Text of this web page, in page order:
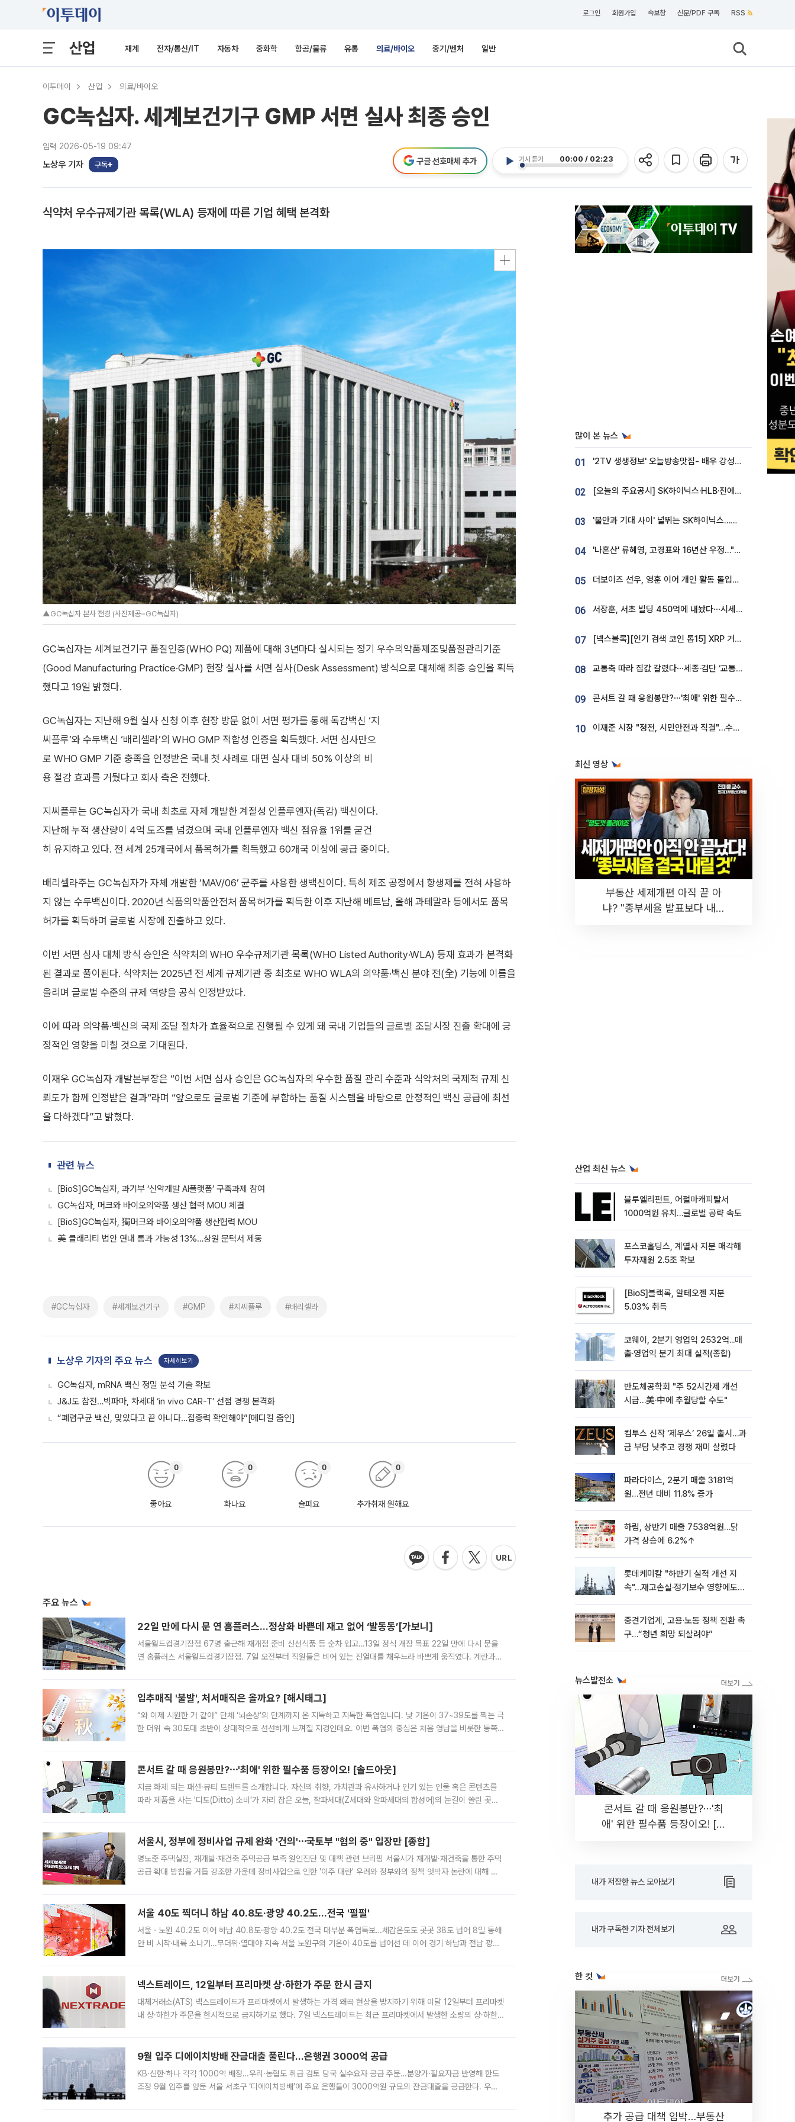
로그인 회원가입 속보창 신문/PDF 구독 RSS
산업 재계 전자/통신/IT 자동차 중화학 항공/물류 유통 의료/바이오 중기/벤처 일반
이투데이 산업 의료/바이오
GC녹십자. 세계보건기구 GMP 서면 실사 최종 승인
입력 2026-05-19 09:47
노상우 기자 구독
기사 듣기 00:00 / 02:23
구글 선호매체 추가
식약처 우수규제기관 목록(WLA) 등재에 따른 기업 혜택 본격화
▲GC녹십자 본사 전경 (사진제공=GC녹십자)
GC녹십자는 세계보건기구 품질인증(WHO PQ) 제품에 대해 3년마다 실시되는 정기 우수의약품제조및품질관리기준
(Good Manufacturing Practice·GMP) 현장 실사를 서면 심사(Desk Assessment) 방식으로 대체해 최종 승인을 획득
했다고 19일 밝혔다.
GC녹십자는 지난해 9월 실사 신청 이후 현장 방문 없이 서면 평가를 통해 독감백신 ‘지
씨플루’와 수두백신 ‘배리셀라’의 WHO GMP 적합성 인증을 획득했다. 서면 심사만으
로 WHO GMP 기준 충족을 인정받은 국내 첫 사례로 대면 실사 대비 50% 이상의 비
용 절감 효과를 거뒀다고 회사 측은 전했다.
지씨플루는 GC녹십자가 국내 최초로 자체 개발한 계절성 인플루엔자(독감) 백신이다.
지난해 누적 생산량이 4억 도즈를 넘겼으며 국내 인플루엔자 백신 점유율 1위를 굳건
히 유지하고 있다. 전 세계 25개국에서 품목허가를 획득했고 60개국 이상에 공급 중이다.
배리셀라주는 GC녹십자가 자체 개발한 ‘MAV/06’ 균주를 사용한 생백신이다. 특히 제조 공정에서 항생제를 전혀 사용하
지 않는 수두백신이다. 2020년 식품의약품안전처 품목허가를 획득한 이후 지난해 베트남, 올해 과테말라 등에서도 품목
허가를 획득하며 글로벌 시장에 진출하고 있다.
이번 서면 심사 대체 방식 승인은 식약처의 WHO 우수규제기관 목록(WHO Listed Authority·WLA) 등재 효과가 본격화
된 결과로 풀이된다. 식약처는 2025년 전 세계 규제기관 중 최초로 WHO WLA의 의약품·백신 분야 전(全) 기능에 이름을
올리며 글로벌 수준의 규제 역량을 공식 인정받았다.
이에 따라 의약품·백신의 국제 조달 절차가 효율적으로 진행될 수 있게 돼 국내 기업들의 글로벌 조달시장 진출 확대에 긍
정적인 영향을 미칠 것으로 기대된다.
이재우 GC녹십자 개발본부장은 “이번 서면 심사 승인은 GC녹십자의 우수한 품질 관리 수준과 식약처의 국제적 규제 신
뢰도가 함께 인정받은 결과”라며 “앞으로도 글로벌 기준에 부합하는 품질 시스템을 바탕으로 안정적인 백신 공급에 최선
을 다하겠다”고 밝혔다.
관련 뉴스
[BioS]GC녹십자, 과기부 ‘신약개발 AI플랫폼’ 구축과제 참여
GC녹십자, 머크와 바이오의약품 생산 협력 MOU 체결
[BioS]GC녹십자, 獨머크와 바이오의약품 생산협력 MOU
美 클래리티 법안 연내 통과 가능성 13%…상원 문턱서 제동
#GC녹십자 #세계보건기구 #GMP #지씨플루 #배리셀라
노상우 기자의 주요 뉴스 자세히보기
GC녹십자, mRNA 백신 정밀 분석 기술 확보
J&J도 참전…빅파마, 차세대 ‘in vivo CAR-T’ 선점 경쟁 본격화
“폐렴구균 백신, 맞았다고 끝 아니다…접종력 확인해야”[메디컬 줌인]
좋아요
0
화나요
0
슬퍼요
0
추가취재 원해요
0
주요 뉴스
22일 만에 다시 문 연 홈플러스…정상화 바쁜데 재고 없어 ‘발동동’[가보니]
서울월드컵경기장점 67명 출근해 재개점 준비 신선식품 등 순차 입고…13일 정식 개장 목표 22일 만에 다시 문을
연 홈플러스 서울월드컵경기장점. 7일 오전부터 직원들은 비어 있는 진열대를 채우느라 바쁘게 움직였다. 계란과
입추매직 '불발', 처서매직은 올까요? [해시태그]
“와 이제 시원한 거 같아” 단체 ‘뇌손상’의 단계까지 온 지독하고 지독한 폭염입니다. 낮 기온이 37~39도를 찍는 극
한 더위 속 30도대 초반이 상대적으로 선선하게 느껴질 지경인데요. 이번 폭염의 중심은 처음 영남을 비롯한 동쪽
콘서트 갈 때 응원봉만?⋯'최애' 위한 필수품 등장이오! [솔드아웃]
지금 화제 되는 패션·뷰티 트렌드를 소개합니다. 자신의 취향, 가치관과 유사하거나 인기 있는 인물 혹은 콘텐츠를
따라 제품을 사는 '디토(Ditto) 소비'가 자리 잡은 오늘, 잘파세대(Z세대와 알파세대의 합성어)의 눈길이 쏠린 곳은
서울시, 정부에 정비사업 규제 완화 '건의'⋯국토부 "협의 중" 입장만 [종합]
명노준 주택실장, 재개발·재건축 주택공급 부족 원인진단 및 대책 관련 브리핑 서울시가 재개발·재건축을 통한 주택
공급 확대 방침을 거듭 강조한 가운데 정비사업으로 인한 '이주 대란' 우려와 정부와의 정책 엇박자 논란에 대해 정
서울 40도 찍더니 하남 40.8도·광양 40.2도…전국 '펄펄'
서울ㆍ노원 40.2도 이어 하남 40.8도·광양 40.2도 전국 대부분 폭염특보…체감온도도 곳곳 38도 넘어 8일 동해
안 비 시작·내륙 소나기…무더위·열대야 지속 서울 노원구의 기온이 40도를 넘어선 데 이어 경기 하남과 전남 광양
넥스트레이드, 12일부터 프리마켓 상·하한가 주문 한시 금지
대체거래소(ATS) 넥스트레이드가 프리마켓에서 발생하는 가격 왜곡 현상을 방지하기 위해 이달 12일부터 프리마켓
내 상·하한가 주문을 한시적으로 금지하기로 했다. 7일 넥스트레이드는 최근 프리마켓에서 발생한 소량의 상·하한
9월 입주 디에이치방배 잔금대출 풀린다…은행권 3000억 공급
KB·신한·하나 각각 1000억 배정…우리·농협도 취급 검토 당국 실수요자 공급 주문…분양가·필요자금 반영해 한도
조정 9월 입주를 앞둔 서울 서초구 ‘디에이치방배’에 주요 은행들이 3000억원 규모의 잔금대출을 공급한다. 우리
많이 본 뉴스
01 '2TV 생생정보' 오늘방송맛집- 배우 강성진 단골! 쌀국수ㆍ푸팟퐁 커리 맛집 '블○○○'
02 [오늘의 주요공시] SK하이닉스·HLB·진에어·포스코홀딩스·네이버·대우건설 등
03 '불안과 기대 사이' 널뛰는 SK하이닉스…증권가 "HBM4·LTA 기반 펀터멘털 견고"
04 '나혼산' 류혜영, 고경표와 16년산 우정…"자취방서 부모님과 마주쳐"
05 더보이즈 선우, 영훈 이어 개인 활동 돌입⋯앳에어리어와 전속계약
06 서장훈, 서초 빌딩 450억에 내놨다⋯시세차익은
07 [넥스블록][인기 검색 코인 톱15] XRP 거래량 14억달러…ETHGas 급등·Bless 급락…고변동 알트 부각
08 교통축 따라 집값 갈렸다⋯세종·검단 ‘교통 프리미엄’ 뚜렷
09 콘서트 갈 때 응원봉만?⋯'최애' 위한 필수품 등장이오! [솔드아웃]
10 이재준 시장 "정전, 시민안전과 직결"…수원시 비상대응체계 가동
최신 영상
부동산 세제개편 아직 끝 아
냐? "종부세율 발표보다 내릴
산업 최신 뉴스
블루엘리펀트, 어펄마캐피탈서
1000억원 유치…글로벌 공략 속도
포스코홀딩스, 계열사 지분 매각해
투자재원 2.5조 확보
[BioS]블랙록, 알테오젠 지분
5.03% 취득
코웨이, 2분기 영업익 2532억...매
출·영업익 분기 최대 실적(종합)
반도체공학회 "주 52시간제 개선
시급…美·中에 추월당할 수도"
컴투스 신작 ‘제우스’ 26일 출시…과
금 부담 낮추고 경쟁 재미 살렸다
파라다이스, 2분기 매출 3181억
원…전년 대비 11.8% 증가
하림, 상반기 매출 7538억원…닭
가격 상승에 6.2%↑
롯데케미칼 "하반기 실적 개선 지
속"…재고손실·정기보수 영향에도
중견기업계, 고용·노동 정책 전환 촉
구…“청년 희망 되살려야”
뉴스발전소
콘서트 갈 때 응원봉만?⋯'최
애' 위한 필수품 등장이오! [솔
내가 저장한 뉴스 모아보기
내가 구독한 기자 전체보기
한 컷
추가 공급 대책 임박…부동산